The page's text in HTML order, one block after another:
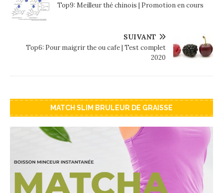
Top9: Meilleur thé chinois | Promotion en cours
SUIVANT
Top6: Pour maigrir the ou cafe | Test complet
2020
MATCH SLIM BRULEUR DE GRAISSE